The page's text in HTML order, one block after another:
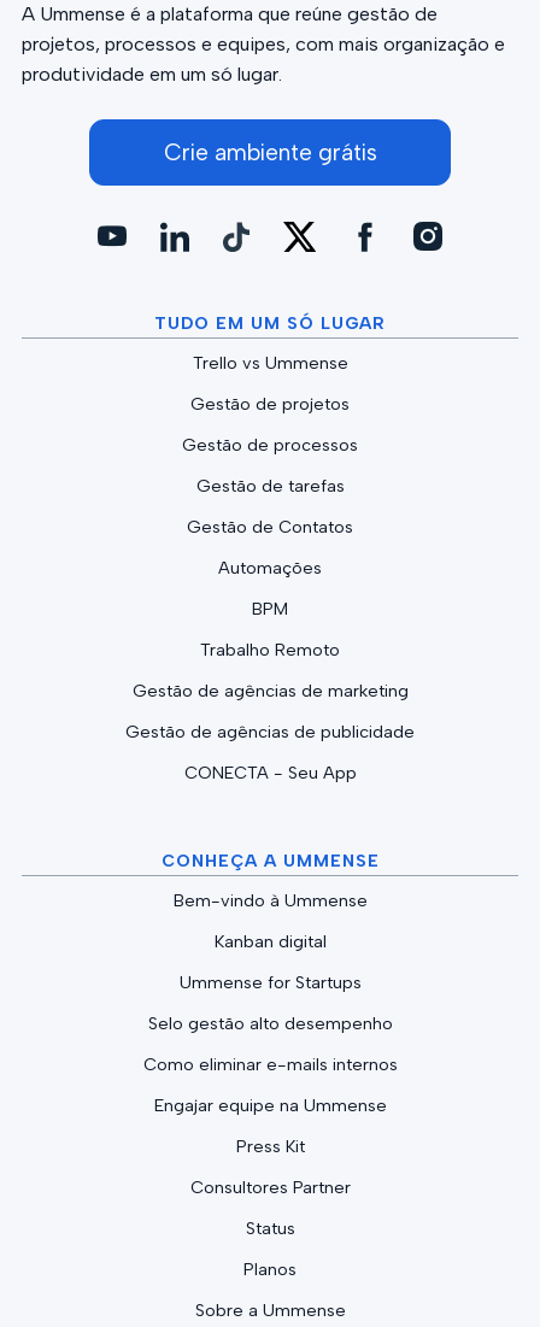
A Ummense é a plataforma que reúne gestão de
projetos, processos e equipes, com mais organização e
produtividade em um só lugar.
Crie ambiente grátis
TUDO EM UM SÓ LUGAR
Trello vs Ummense
Gestão de projetos
Gestão de processos
Gestão de tarefas
Gestão de Contatos
Automações
BPM
Trabalho Remoto
Gestão de agências de marketing
Gestão de agências de publicidade
CONECTA - Seu App
CONHEÇA A UMMENSE
Bem-vindo à Ummense
Kanban digital
Ummense for Startups
Selo gestão alto desempenho
Como eliminar e-mails internos
Engajar equipe na Ummense
Press Kit
Consultores Partner
Status
Planos
Sobre a Ummense